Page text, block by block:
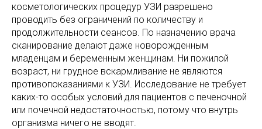
косметологических процедур УЗИ разрешено
проводить без ограничений по количеству и
продолжительности сеансов. По назначению врача
сканирование делают даже новорожденным
младенцам и беременным женщинам. Ни пожилой
возраст, ни грудное вскармливание не являются
противопоказаниями к УЗИ. Исследование не требует
каких-то особых условий для пациентов с печеночной
или почечной недостаточностью, потому что внутрь
организма ничего не вводят.